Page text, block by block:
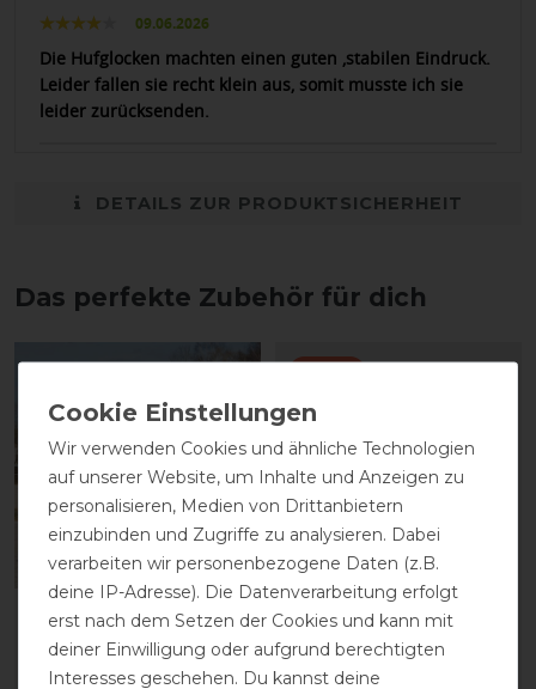
09.06.2026
Die Hufglocken machten einen guten ,stabilen Eindruck.
Leider fallen sie recht klein aus, somit musste ich sie
leider zurücksenden.
DETAILS ZUR PRODUKTSICHERHEIT
Das perfekte Zubehör für dich
Sunride Cool Down
Kühldecke mit Halsteil
und Tuch
Waldhausen
Bandagierkissen für
Stall- Wärmegamaschen
Wir verwenden Cookies und ähnliche Technologien
auf unserer Website, um Inhalte und Anzeigen zu
personalisieren, Medien von Drittanbietern
einzubinden und Zugriffe zu analysieren. Dabei
verarbeiten wir personenbezogene Daten (z.B.
deine IP-Adresse). Die Datenverarbeitung erfolgt
erst nach dem Setzen der Cookies und kann mit
deiner Einwilligung oder aufgrund berechtigten
Interesses geschehen. Du kannst deine